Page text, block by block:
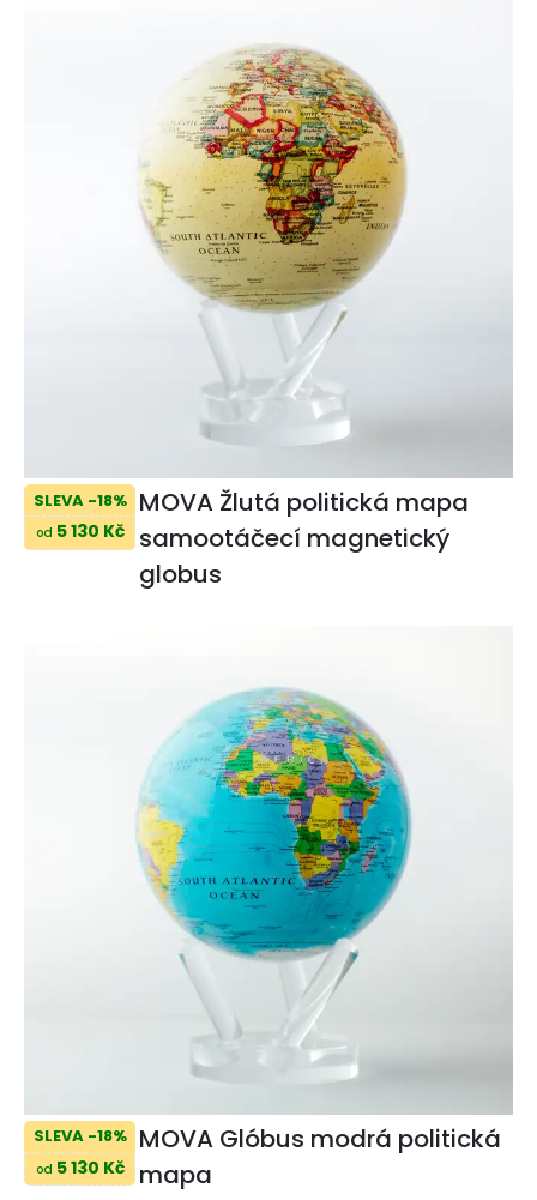
SLEVA -18%
od 5 130 Kč
MOVA Žlutá politická mapa
samootáčecí magnetický
globus
SLEVA -18%
od 5 130 Kč
MOVA Glóbus modrá politická
mapa